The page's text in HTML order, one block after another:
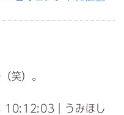
笑）。
｜うみほし